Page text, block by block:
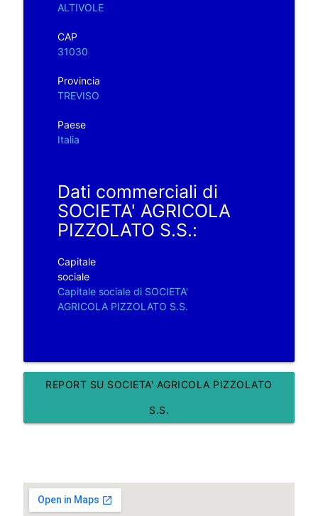
ALTIVOLE
CAP
31030
Provincia
TREVISO
Paese
Italia
Dati commerciali di
SOCIETA' AGRICOLA
PIZZOLATO S.S.:
Capitale
sociale
Capitale sociale di SOCIETA'
AGRICOLA PIZZOLATO S.S.
REPORT SU SOCIETA' AGRICOLA PIZZOLATO
S.S.